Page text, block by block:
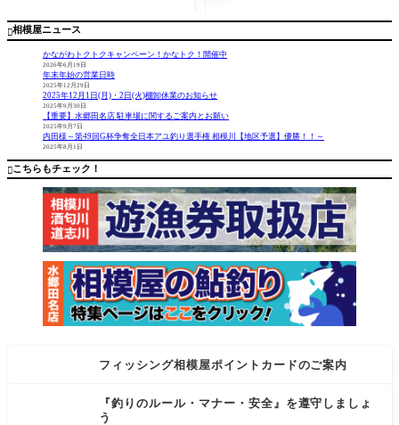
相模屋ニュース
かながわトクトクキャンペーン！かなトク！開催中
2026年6月19日
年末年始の営業日時
2025年12月29日
2025年12月1日(月)・2日(火)棚卸休業のお知らせ
2025年9月30日
【重要】水郷田名店 駐車場に関するご案内とお願い
2025年9月7日
内田様～第49回G杯争奪全日本アユ釣り選手権 相模川【地区予選】優勝！！～
2025年8月1日
こちらもチェック！
フィッシング相模屋ポイントカードのご案内
『釣りのルール・マナー・安全』を遵守しましょ
う
た。
の販売開
た。鮎年
¥2000で、
女性、身
体障がい
となりま
す。道
り 町田
に泳がせ
漁まであ
とわず